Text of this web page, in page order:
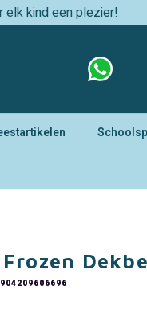
elk kind een plezier!
Frozen